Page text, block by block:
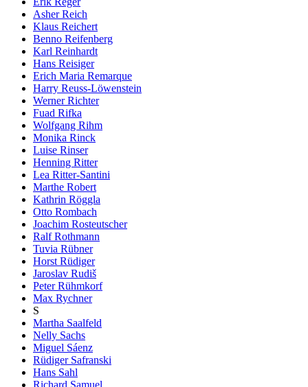
Asher Reich
Klaus Reichert
Benno Reifenberg
Karl Reinhardt
Hans Reisiger
Erich Maria Remarque
Harry Reuss-Löwenstein
Werner Richter
Fuad Rifka
Wolfgang Rihm
Monika Rinck
Luise Rinser
Henning Ritter
Lea Ritter-Santini
Marthe Robert
Kathrin Röggla
Otto Rombach
Joachim Rosteutscher
Ralf Rothmann
Tuvia Rübner
Horst Rüdiger
Jaroslav Rudiš
Peter Rühmkorf
Max Rychner
S
Martha Saalfeld
Nelly Sachs
Miguel Sáenz
Rüdiger Safranski
Hans Sahl
Richard Samuel